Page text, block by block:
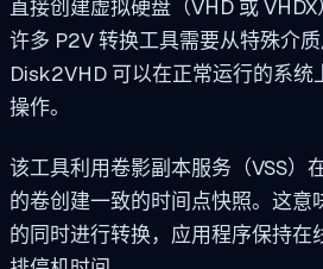
直接创建虚拟硬盘（VHD 或
许多 P2V 转换工具需要从特殊介质
Disk2VHD 可以在正常运行的系统
操作。
该工具利用卷影副本服务（VSS）
的卷创建一致的时间点快照。这意
的同时进行转换，应用程序保持在